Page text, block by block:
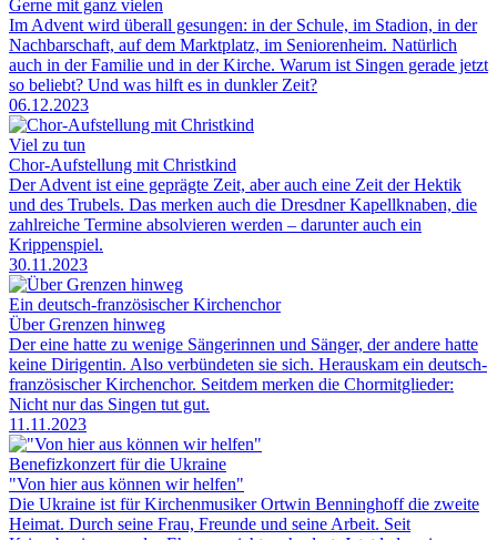
Gerne mit ganz vielen
Im Advent wird überall gesungen: in der Schule, im Stadion, in der
Nachbarschaft, auf dem Marktplatz, im Seniorenheim. Natürlich
auch in der Familie und in der Kirche. Warum ist Singen gerade jetzt
so beliebt? Und was hilft es in dunkler Zeit?
06.12.2023
Viel zu tun
Chor-Aufstellung mit Christkind
Der Advent ist eine geprägte Zeit, aber auch eine Zeit der Hektik
und des Trubels. Das merken auch die Dresdner Kapellknaben, die
zahlreiche Termine absolvieren werden – darunter auch ein
Krippenspiel.
30.11.2023
Ein deutsch-französischer Kirchenchor
Über Grenzen hinweg
Der eine hatte zu wenige Sängerinnen und Sänger, der andere hatte
keine Dirigentin. Also verbündeten sie sich. Herauskam ein deutsch-
französischer Kirchenchor. Seitdem merken die Chormitglieder:
Nicht nur das Singen tut gut.
11.11.2023
Benefizkonzert für die Ukraine
"Von hier aus können wir helfen"
Die Ukraine ist für Kirchenmusiker Ortwin Benninghoff die zweite
Heimat. Durch seine Frau, Freunde und seine Arbeit. Seit